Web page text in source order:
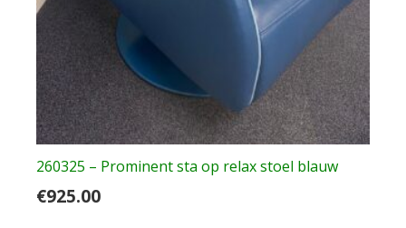
260325 – Prominent sta op relax stoel blauw
€925.00